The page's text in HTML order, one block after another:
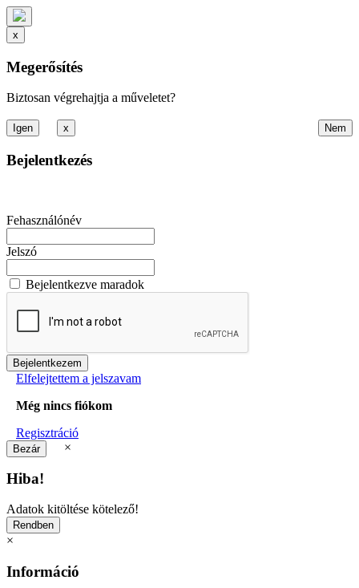
x
Megerősítés
Biztosan végrehajtja a műveletet?
x
Bejelentkezés
Fehasználónév
Jelszó
Bejelentkezve maradok
Elfelejtettem a jelszavam
Még nincs fiókom
Regisztráció
×
Hiba!
Adatok kitöltése kötelező!
×
Információ